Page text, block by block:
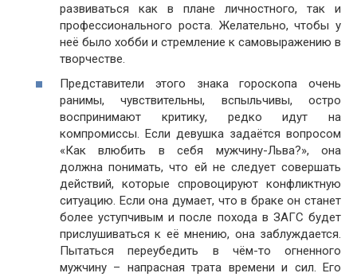
развиваться как в плане личностного, так и
профессионального роста. Желательно, чтобы у
неё было хобби и стремление к самовыражению в
творчестве.
Представители этого знака гороскопа очень
ранимы, чувствительны, вспыльчивы, остро
воспринимают критику, редко идут на
компромиссы. Если девушка задаётся вопросом
«Как влюбить в себя мужчину-Льва?», она
должна понимать, что ей не следует совершать
действий, которые спровоцируют конфликтную
ситуацию. Если она думает, что в браке он станет
более уступчивым и после похода в ЗАГС будет
прислушиваться к её мнению, она заблуждается.
Пытаться переубедить в чём-то огненного
мужчину – напрасная трата времени и сил. Его